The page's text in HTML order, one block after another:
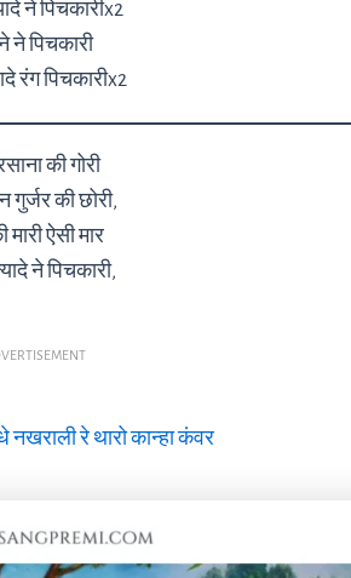
ने पिचकारीx2
ने पिचकारी
रंग पिचकारीx2
की गोरी
गुर्जर की छोरी,
मारी ऐसी मार
ने पिचकारी,
नखराली रे थारो कान्हा कंवर